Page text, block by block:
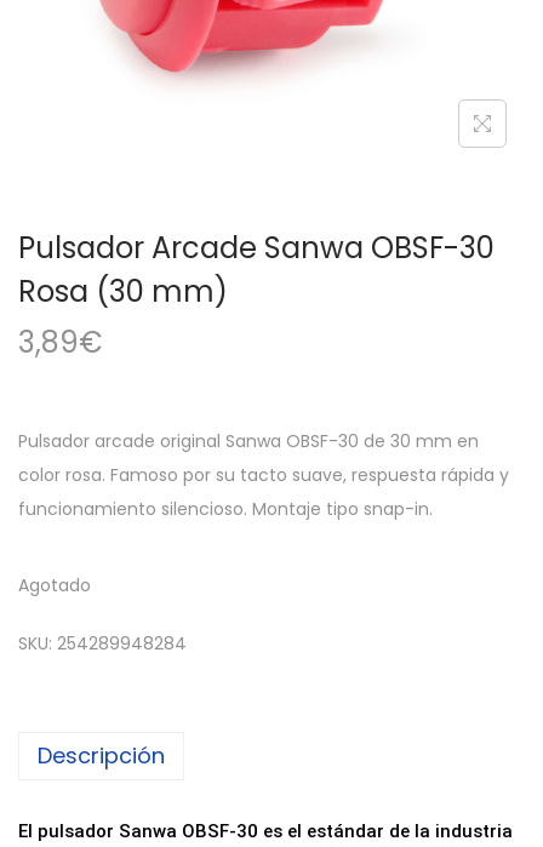
a
c
i
d
Pulsador Arcade Sanwa OBSF-30
Rosa (30 mm)
3,89€
Pulsador arcade original Sanwa OBSF-30 de 30 mm en
color rosa. Famoso por su tacto suave, respuesta rápida y
funcionamiento silencioso. Montaje tipo snap-in.
Agotado
SKU: 254289948284
Descripción
El pulsador Sanwa OBSF-30 es el estándar de la industria